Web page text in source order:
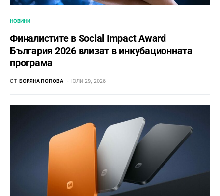
НОВИНИ
Финалистите в Social Impact Award
България 2026 влизат в инкубационната
програма
ОТ БОРЯНА ПОПОВА ЮЛИ 29, 2026